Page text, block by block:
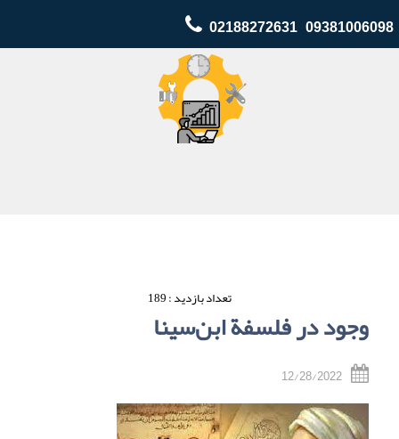
02188272631 09381006098
تعداد بازدید : 189
وجود در فلسفة ابن‌سینا
12/28/2022